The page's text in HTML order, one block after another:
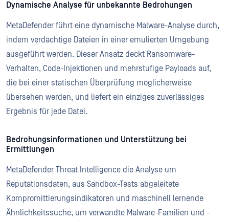
Dynamische Analyse für unbekannte Bedrohungen
MetaDefender führt eine dynamische Malware-Analyse durch,
indem verdächtige Dateien in einer emulierten Umgebung
ausgeführt werden. Dieser Ansatz deckt Ransomware-
Verhalten, Code-Injektionen und mehrstufige Payloads auf,
die bei einer statischen Überprüfung möglicherweise
übersehen werden, und liefert ein einziges zuverlässiges
Ergebnis für jede Datei.
Bedrohungsinformationen und Unterstützung bei
Ermittlungen
MetaDefender Threat Intelligence die Analyse um
Reputationsdaten, aus Sandbox-Tests abgeleitete
Kompromittierungsindikatoren und maschinell lernende
Ähnlichkeitssuche, um verwandte Malware-Familien und -